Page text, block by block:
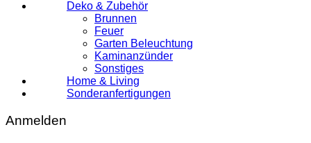
Deko & Zubehör
Brunnen
Feuer
Garten Beleuchtung
Kaminanzünder
Sonstiges
Home & Living
Sonderanfertigungen
Anmelden